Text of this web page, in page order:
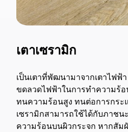
เตาเซรามิก
เป็นเตาที่พัฒนามาจากเตาไฟ
ขดลวดไฟฟ้าในการทำความร้อ
ทนความร้อนสูง ทนต่อการกระ
เซรามิกสามารถใช้ได้กับภาชน
ความร้อนบนผิวกระจก หากสัม